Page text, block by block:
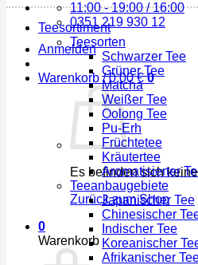
11:00 - 19:00 / 16:00
0351 219 930 12
Anmelden
Warenkorb /0,00€ 0
Es befinden sich
Zurück zum Shop
0
Warenkorb
Teesortiment
Teesorten
Schwarzer Tee
Grüner Tee
Matcha
Weißer Tee
Oolong Tee
Pu-Erh
Früchtetee
Kräutertee
Aromatisierter
Teeanbaugebiete
Japanischer Tee
Chinesischer
Indischer Tee
Koreanischer
Afrikanischer